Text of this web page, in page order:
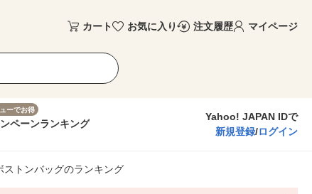
カート お気に入り 注文履歴 マイページ
ーでお得
ペーンランキング
Yahoo! JAPAN IDで
新規登録/ログイン
ストンバッグのランキング